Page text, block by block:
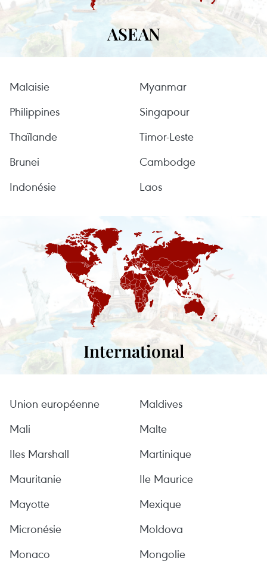
ASEAN
Malaisie
Myanmar
Philippines
Singapour
Thaïlande
Timor-Leste
Brunei
Cambodge
Indonésie
Laos
International
Union européenne
Maldives
Mali
Malte
Iles Marshall
Martinique
Mauritanie
Ile Maurice
Mayotte
Mexique
Micronésie
Moldova
Monaco
Mongolie